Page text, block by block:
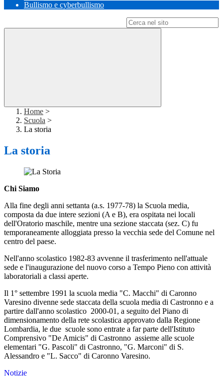
Bullismo e cyberbullismo
Home >
Scuola >
La storia
La storia
Chi Siamo
Alla fine degli anni settanta (a.s. 1977-78) la Scuola media,
composta da due intere sezioni (A e B), era ospitata nei locali
dell'Oratorio maschile, mentre una sezione staccata (sez. C) fu
temporaneamente alloggiata presso la vecchia sede del Comune nel
centro del paese.
Nell'anno scolastico 1982-83 avvenne il trasferimento nell'attuale
sede e l'inaugurazione del nuovo corso a Tempo Pieno con attività
laboratoriali a classi aperte.
Il 1° settembre 1991 la scuola media "C. Macchi" di Caronno
Varesino divenne sede staccata della scuola media di Castronno e a
partire dall'anno scolastico 2000-01, a seguito del Piano di
dimensionamento della rete scolastica approvato dalla Regione
Lombardia, le due scuole sono entrate a far parte dell'Istituto
Comprensivo "De Amicis" di Castronno assieme alle scuole
elementari "G. Pascoli" di Castronno, "G. Marconi" di S.
Alessandro e "L. Sacco" di Caronno Varesino.
Notizie